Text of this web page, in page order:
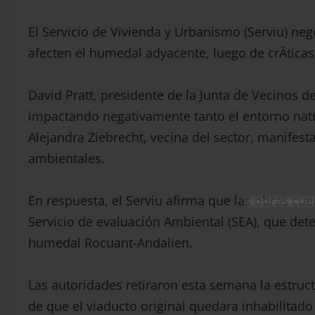
El Servicio de Vivienda y Urbanismo (Serviu)
afecten el humedal adyacente, luego de
David Pratt, presidente de la Junta de Vecinos
impactando negativamente tanto el entorno
Alejandra Ziebrecht, vecina del sector,
ambientales.
En respuesta, el Serviu afirma que las obras
Servicio de evaluación Ambiental (SEA), que
humedal Rocuant-Andalien.
Las autoridades retiraron esta semana la
de que el viaducto original quedara